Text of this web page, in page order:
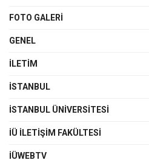
FOTO GALERI
GENEL
İLETIM
İSTANBUL
İSTANBUL ÜNIVERSITESI
İÜ İLETIŞIM FAKÜLTESI
İÜWEBTV